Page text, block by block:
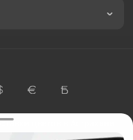
цветов в Астрахани